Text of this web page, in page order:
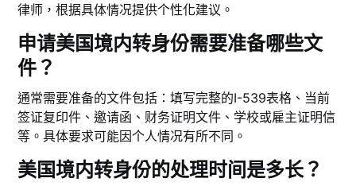
律师，根据具体情况提供个性化建议。
申请美国境内转身份需要准备哪些文
件？
通常需要准备的文件包括：填写完整的I-539表格、当前
签证复印件、邀请函、财务证明文件、学校或雇主证明信
等。具体要求可能因个人情况有所不同。
美国境内转身份的处理时间是多长？